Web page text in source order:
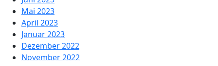
Mai 2023
April 2023
Januar 2023
Dezember 2022
November 2022